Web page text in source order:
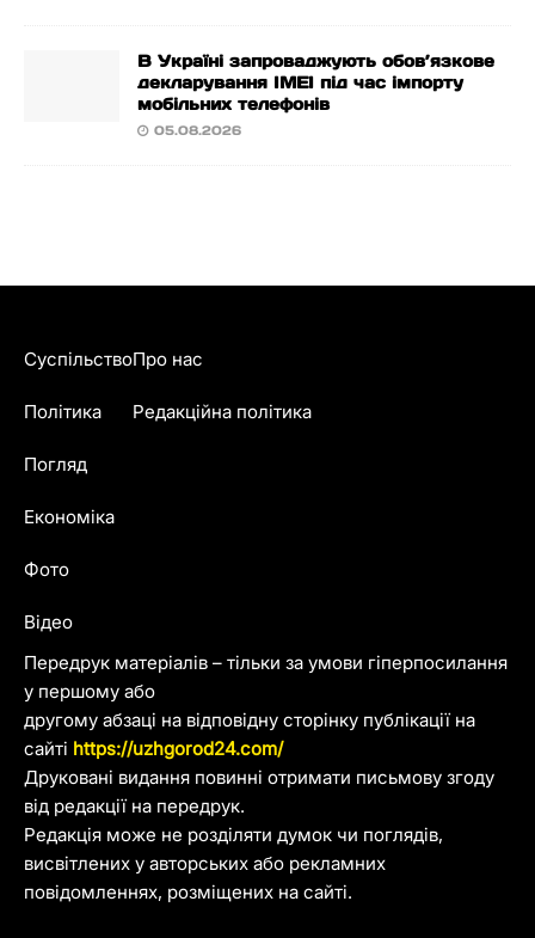
В Україні запроваджують обов’язкове
декларування IMEI під час імпорту
мобільних телефонів
05.08.2026
Передрук матеріалів – тільки за умови гіперпосилання
у першому або
другому абзаці на відповідну сторінку публікації на
сайті https://uzhgorod24.com/
Друковані видання повинні отримати письмову згоду
від редакції на передрук.
Редакція може не розділяти думок чи поглядів,
висвітлених у авторських або рекламних
повідомленнях, розміщених на сайті.
Суспільство
Політика
Погляд
Економіка
Фото
Відео
Про нас
Редакційна політика